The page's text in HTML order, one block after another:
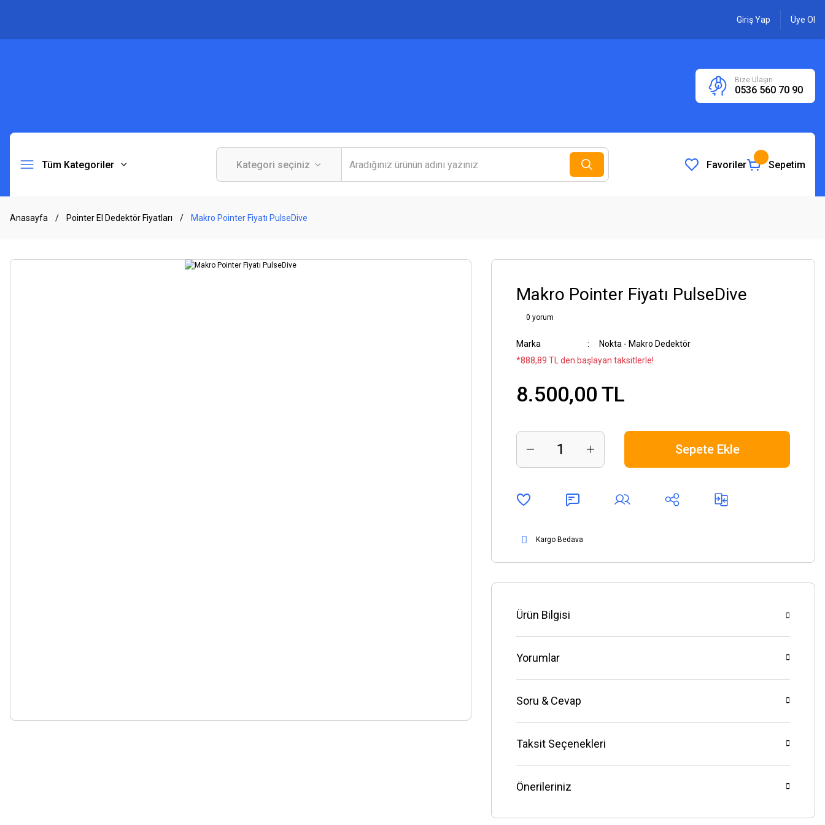
Giriş Yap Üye Ol
Bize Ulaşın
0536 560 70 90
Tüm Kategoriler Favoriler Sepetim
Anasayfa Pointer El Dedektör Fiyatları Makro Pointer Fiyatı PulseDive
Makro Pointer Fiyatı PulseDive
0 yorum
Marka
Nokta - Makro Dedektör
*888,89 TL den başlayan taksitlerle!
8.500,00 TL
Sepete Ekle
Kargo Bedava
Ürün Bilgisi
Yorumlar
Soru & Cevap
Taksit Seçenekleri
Önerileriniz